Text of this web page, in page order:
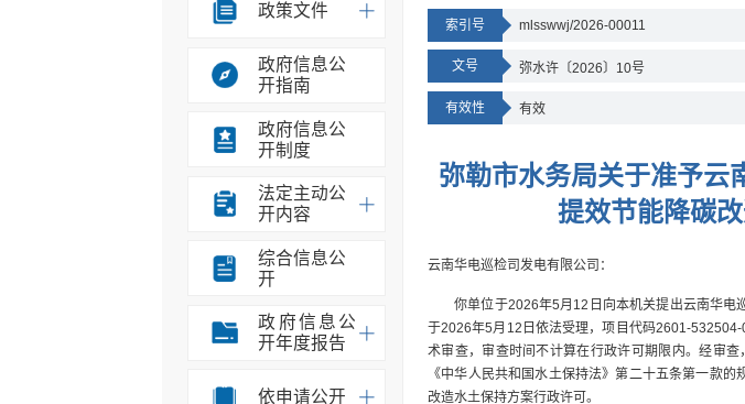
政策文件
政府信息公
开指南
政府信息公
开制度
法定主动公
开内容
综合信息公
开
政府信息公
开年度报告
依申请公开
索引号 mlsswwj/2026-00011
文号 弥水许〔2026〕10号
有效性 有效
弥勒市水务局关于准予云
提效节能降碳
云南华电巡检司发电有限公司：
你单位于2026年5月12日向本机关提出云南华电
于2026年5月12日依法受理，项目代码2601-
术审查，审查时间不计算在行政许可期限内。经审
《中华人民共和国水土保持法》第二十五条第一款
改造水土保持方案行政许可。